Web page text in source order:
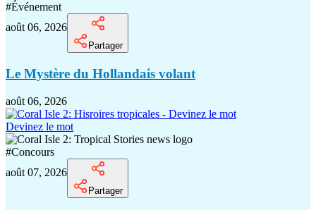
#Événement
août 06, 2026
Partager
Le Mystère du Hollandais volant
août 06, 2026
Devinez le mot
#Concours
août 07, 2026
Partager